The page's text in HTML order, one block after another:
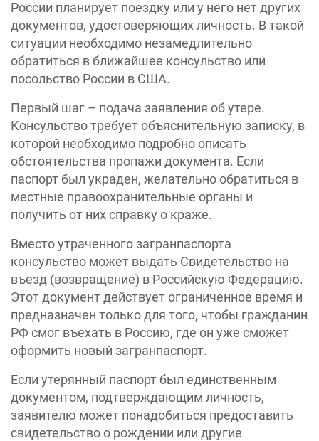
России планирует поездку или у него нет других
документов, удостоверяющих личность. В такой
ситуации необходимо незамедлительно
обратиться в ближайшее консульство или
посольство России в США.
Первый шаг – подача заявления об утере.
Консульство требует объяснительную записку, в
которой необходимо подробно описать
обстоятельства пропажи документа. Если
паспорт был украден, желательно обратиться в
местные правоохранительные органы и
получить от них справку о краже.
Вместо утраченного загранпаспорта
консульство может выдать Свидетельство на
въезд (возвращение) в Российскую Федерацию.
Этот документ действует ограниченное время и
предназначен только для того, чтобы гражданин
РФ смог въехать в Россию, где он уже сможет
оформить новый загранпаспорт.
Если утерянный паспорт был единственным
документом, подтверждающим личность,
заявителю может понадобиться предоставить
свидетельство о рождении или другие